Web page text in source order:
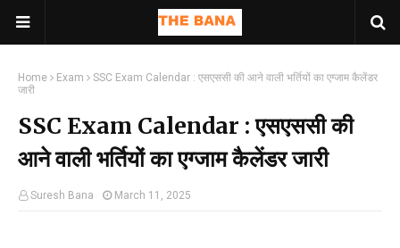
Home Exam
SSC Exam Calendar : एसएससी की आने वाली भर्तियों का एग्जाम कैलेंडर
जारी
SSC Exam Calendar : एसएससी की
आने वाली भर्तियों का एग्जाम कैलेंडर जारी
Suresh Bana March 11, 2025